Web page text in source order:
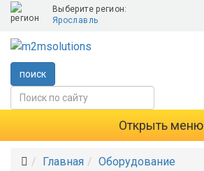
Выберите регион:
Ярославль
поиск
Открыть меню
Главная
Оборудование